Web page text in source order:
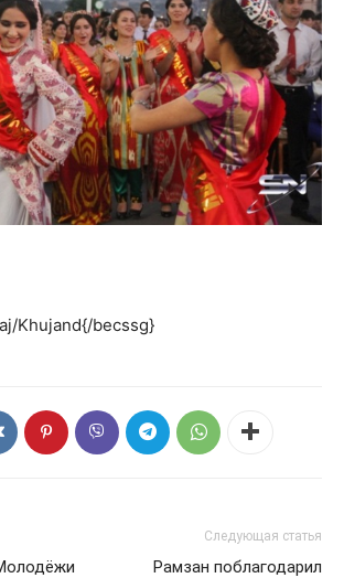
Khujand{/becssg}
Следующая статья
Рамзан поблагодарил